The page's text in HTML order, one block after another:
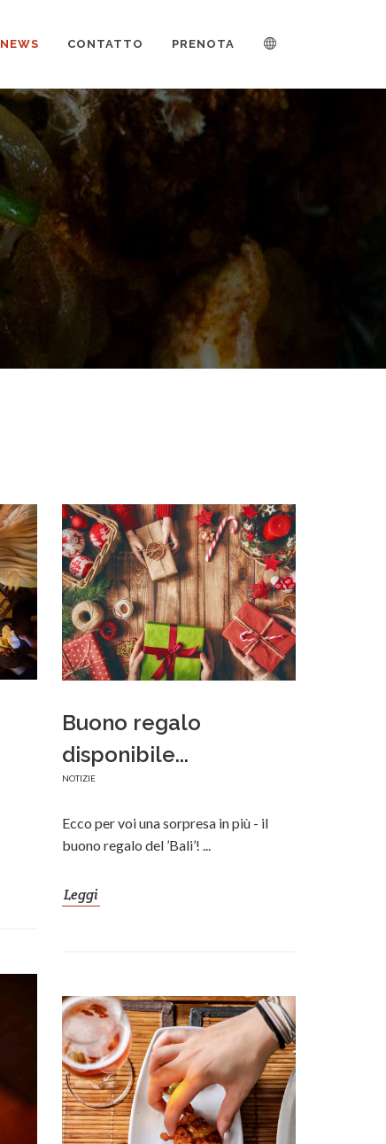
NEWS CONTATTO PRENOTA
Buono regalo
disponibile...
NOTIZIE
Ecco per voi una sorpresa in più - il
buono regalo del ’Bali’! ...
Leggi